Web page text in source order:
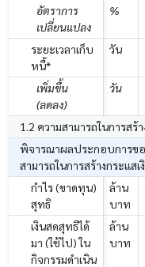
อัตราการ
เปลี่ยนแปลง
%
ระยะเวลาเก็บ
หนี้*
วัน
เพิ่มขึ้น
(ลดลง)
วัน
1.2 ความสามารถในการสร้
พิจารณาผลประกอบการข
สามารถในการสร้างกระแส
กำไร (ขาดทุน)
สุทธิ
ล้าน
บาท
เงินสดสุทธิได้
มา (ใช้ไป) ใน
กิจกรรมดำเนิน
ล้าน
บาท